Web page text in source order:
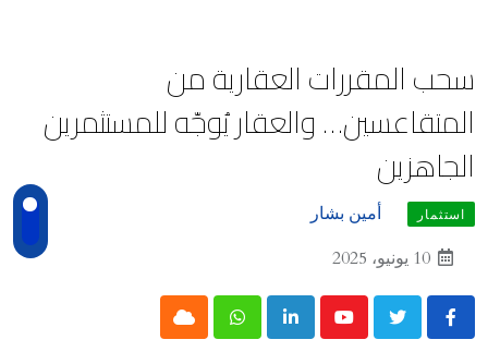
سحب المقررات العقارية من
المتقاعسين… والعقار يُوجّه للمستثمرين
الجاهزين
استثمار
أمين بشار
10 يونيو، 2025
Youtube
LinkedIn
Whatsapp
Cloud